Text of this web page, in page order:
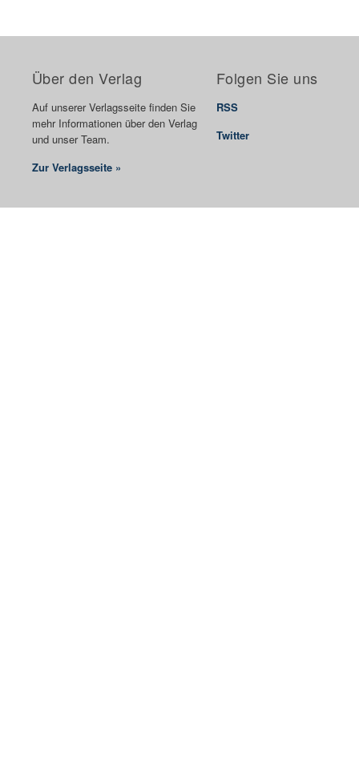
Über den Verlag
Auf unserer Verlagsseite finden Sie
mehr Informationen über den Verlag
und unser Team.
Zur Verlagsseite »
Folgen Sie uns
RSS
Twitter